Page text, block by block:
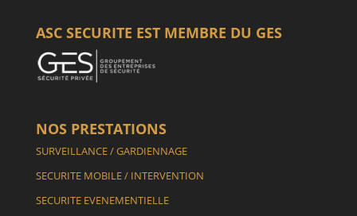
ASC SECURITE EST MEMBRE DU GES
NOS PRESTATIONS
SURVEILLANCE / GARDIENNAGE
SECURITE MOBILE / INTERVENTION
SECURITE EVENEMENTIELLE